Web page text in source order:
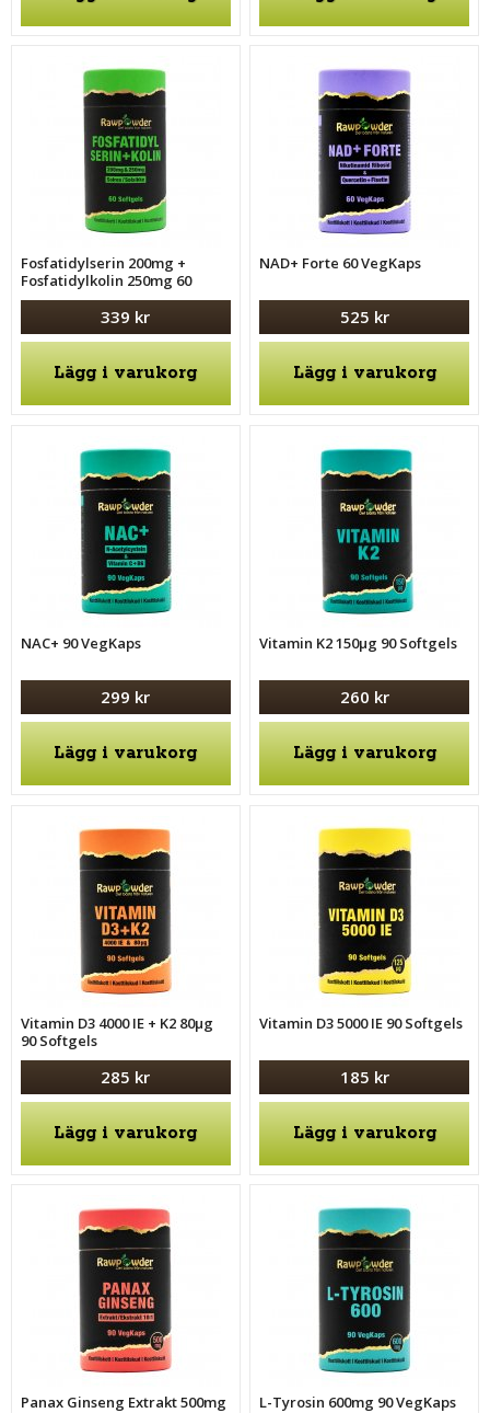
Fosfatidylserin 200mg +
Fosfatidylkolin 250mg 60
Softgels
339 kr
Lägg i varukorg
NAD+ Forte 60 VegKaps
525 kr
Lägg i varukorg
NAC+ 90 VegKaps
299 kr
Lägg i varukorg
Vitamin K2 150μg 90 Softgels
260 kr
Lägg i varukorg
Vitamin D3 4000 IE + K2 80μg
90 Softgels
285 kr
Lägg i varukorg
Vitamin D3 5000 IE 90 Softgels
185 kr
Lägg i varukorg
Panax Ginseng Extrakt 500mg
L-Tyrosin 600mg 90 VegKaps